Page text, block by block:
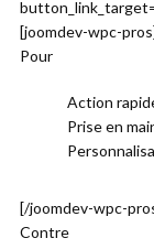
[joomdev-wpc-
Pour
Action
Prise en
[/joomdev-wpc-
Contre